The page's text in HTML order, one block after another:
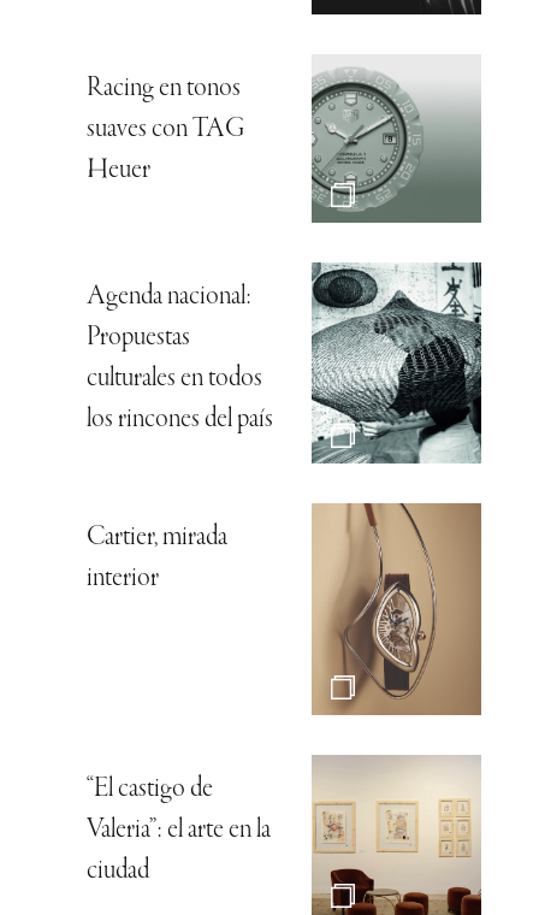
Racing en tonos
suaves con TAG
Heuer
Agenda nacional:
Propuestas
culturales en todos
los rincones del país
Cartier, mirada
interior
“El castigo de
Valeria”: el arte en la
ciudad